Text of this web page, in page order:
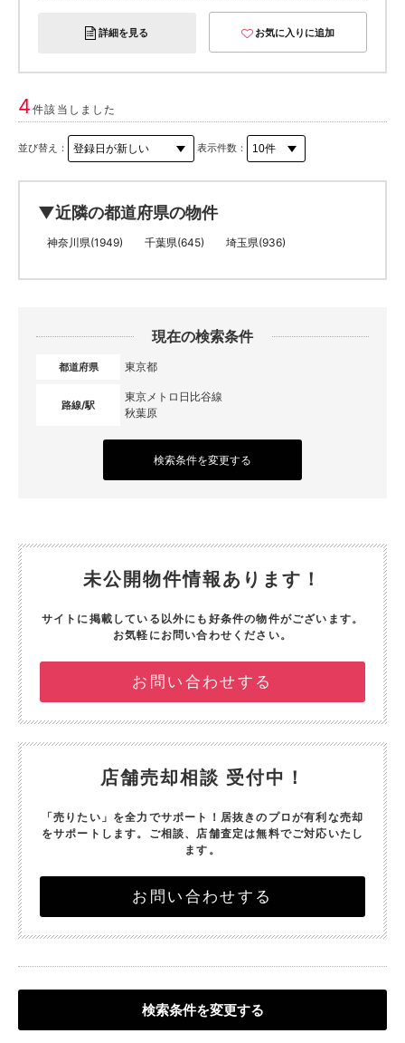
詳細を見る お気に入りに追加
4件該当しました
並び替え： 表示件数：
▼近隣の都道府県の物件
神奈川県(1949) 千葉県(645) 埼玉県(936)
現在の検索条件
都道府県 東京都
路線/駅
東京メトロ日比谷線
秋葉原
検索条件を変更する
未公開物件情報あります！
サイトに掲載している以外にも好条件の物件がございます。
お気軽にお問い合わせください。
お問い合わせする
店舗売却相談 受付中！
「売りたい」を全力でサポート！ 居抜きのプロが有利な売却
をサポートします。 ご相談、店舗査定は無料でご対応いたし
ます。
お問い合わせする
検索条件を変更する